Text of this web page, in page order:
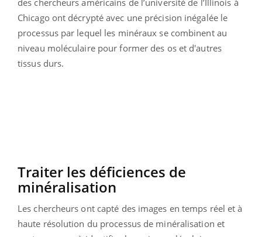
des chercheurs américains de l’université de l’Illinois à
Chicago ont décrypté avec une précision inégalée le
processus par lequel les minéraux se combinent au
niveau moléculaire pour former des os et d'autres
tissus durs.
Traiter les déficiences de
minéralisation
Les chercheurs ont capté des images en temps réel et à
haute résolution du processus de minéralisation et